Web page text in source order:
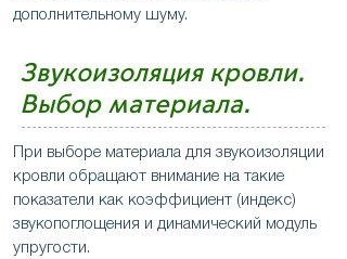
дополнительному шуму.
Звукоизоляция кровли.
Выбор материала.
При выборе материала для звукоизоляции
кровли обращают внимание на такие
показатели как коэффициент (индекс)
звукопоглощения и динамический модуль
упругости.